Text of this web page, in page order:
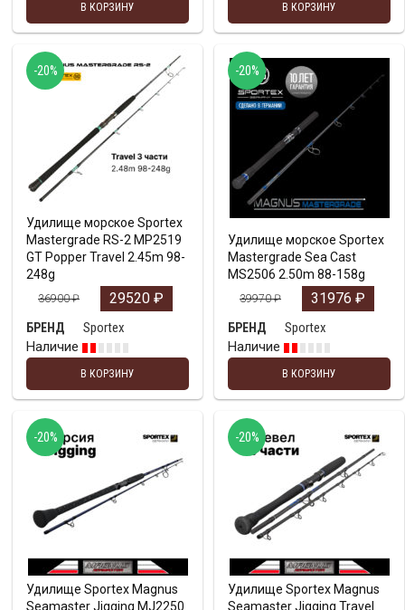
В КОРЗИНУ В КОРЗИНУ
Удилище морское Sportex
Mastergrade RS-2 MP2519
GT Popper Travel 2.45m 98-
248g
36900₽ 29520 ₽
БРЕНД
Sportex
Наличие
В КОРЗИНУ
-20%
Удилище морское Sportex
Mastergrade Sea Cast
MS2506 2.50m 88-158g
39970₽ 31976 ₽
БРЕНД
Sportex
Наличие
В КОРЗИНУ
-20%
Удилище Sportex Magnus
Seamaster Jigging MJ2250
-20%
Удилище Sportex Magnus
Seamaster Jigging Travel
-20%